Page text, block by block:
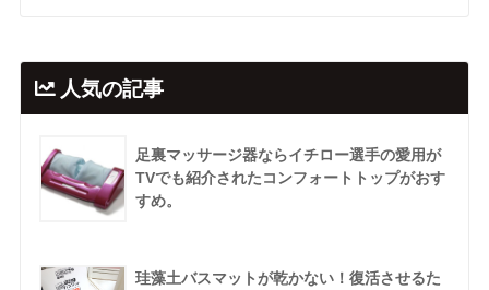
人気の記事
足裏マッサージ器ならイチロー選手の愛用が
TVでも紹介されたコンフォートトップがおす
すめ。
珪藻土バスマットが乾かない！復活させるた